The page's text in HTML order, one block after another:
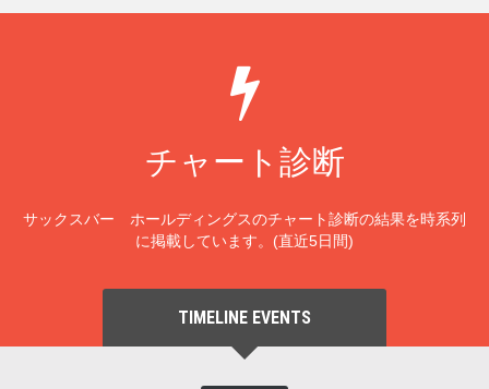
チャート診断
サックスバー ホールディングスのチャート診断の結果を時系列
に掲載しています。(直近5日間)
TIMELINE EVENTS